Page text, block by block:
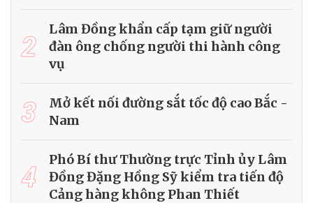
2
Lâm Đồng khẩn cấp tạm giữ người
đàn ông chống người thi hành công
vụ
3
Mở kết nối đường sắt tốc độ cao Bắc -
Nam
4
Phó Bí thư Thường trực Tỉnh ủy Lâm
Đồng Đặng Hồng Sỹ kiểm tra tiến độ
Cảng hàng không Phan Thiết